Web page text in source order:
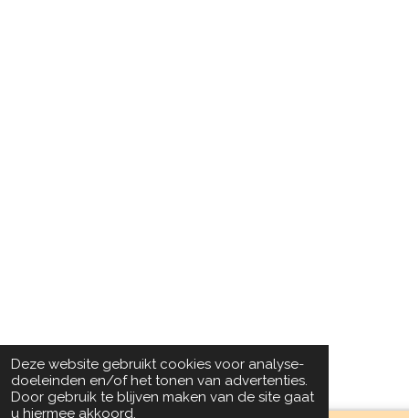
Deze website gebruikt cookies voor analyse-
doeleinden en/of het tonen van advertenties.
Door gebruik te blijven maken van de site gaat
u hiermee akkoord.